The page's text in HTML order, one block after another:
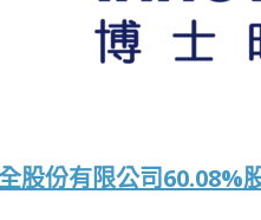
股份有限公司60.08%